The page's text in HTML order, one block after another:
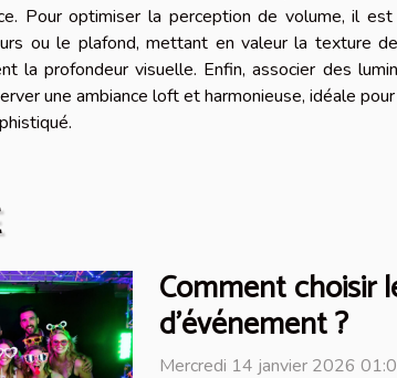
Pour optimiser la perception de volume, il
ou le plafond, mettant en valeur la texture
la profondeur visuelle. Enfin, associer des
une ambiance loft et harmonieuse, idéale
Comment choisir
d'événement ?
Mercredi 14 janvier 2026